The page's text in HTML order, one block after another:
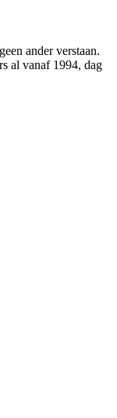
ander verstaan.
al vanaf 1994, dag